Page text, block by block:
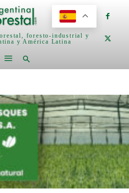
foresto-industrial y
y América Latina